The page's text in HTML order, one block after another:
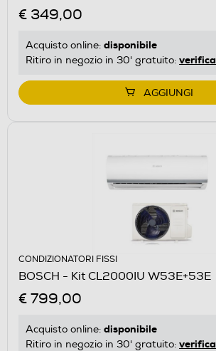
€ 349,00
Acquisto online: disponibile
Ritiro in negozio in 30' gratuito: verifica
AGGIUNGI
CONDIZIONATORI FISSI
BOSCH - Kit CL2000IU W53E+53E
€ 799,00
Acquisto online: disponibile
Ritiro in negozio in 30' gratuito: verifica